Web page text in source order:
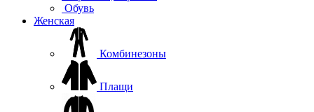
Обувь
Женская
Комбинезоны
Плащи